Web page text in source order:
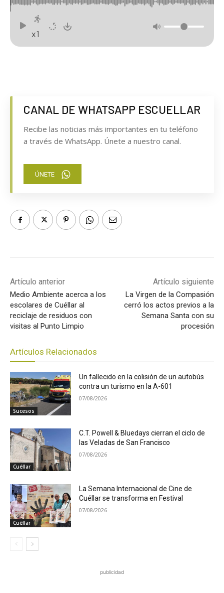
x1
CANAL DE WHATSAPP ESCUELLAR
Recibe las noticias más importantes en tu teléfono
a través de WhatsApp. Únete a nuestro canal.
ÚNETE
Artículo anterior
Medio Ambiente acerca a los
escolares de Cuéllar al
reciclaje de residuos con
visitas al Punto Limpio
Artículo siguiente
La Virgen de la Compasión
cerró los actos previos a la
Semana Santa con su
procesión
Artículos Relacionados
Sucesos
Un fallecido en la colisión de un autobús
contra un turismo en la A-601
07/08/2026
Cuéllar
C.T. Powell & Bluedays cierran el ciclo de
las Veladas de San Francisco
07/08/2026
Cuéllar
La Semana Internacional de Cine de
Cuéllar se transforma en Festival
07/08/2026
publicidad